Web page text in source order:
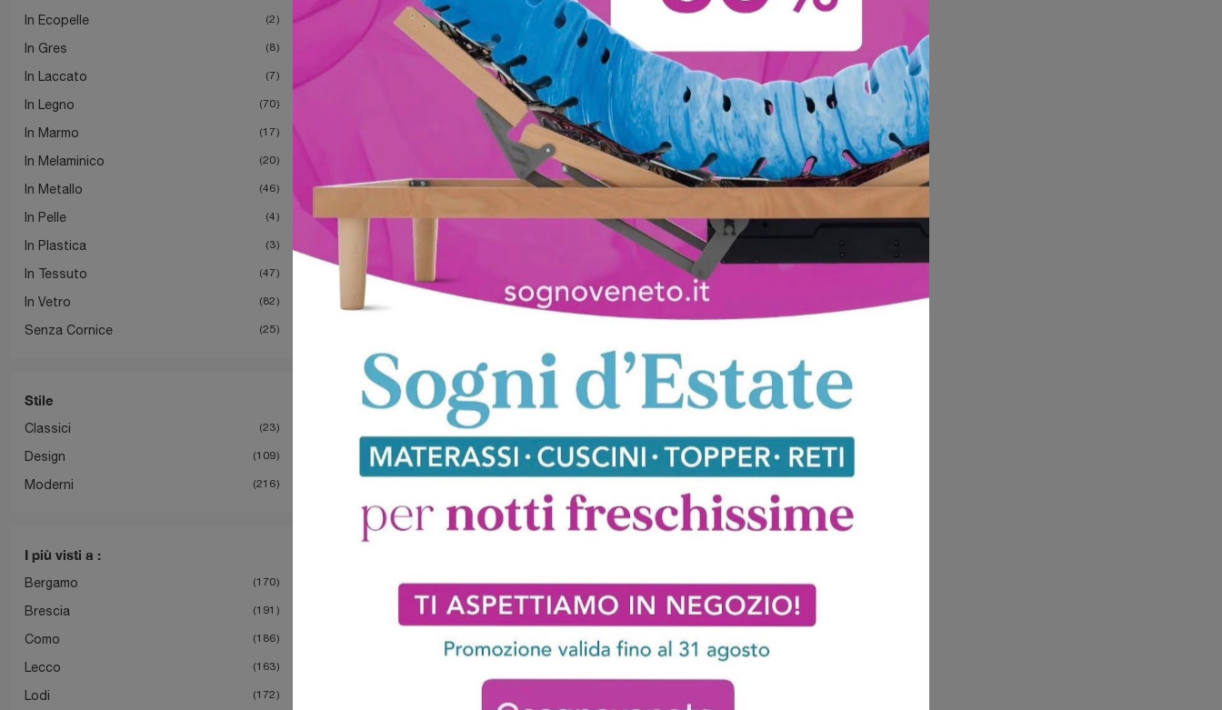
In Ecopelle 2
In Gres 8
In Laccato 7
In Legno 70
In Marmo 17
In Melaminico 20
In Metallo 46
In Pelle 4
In Plastica 3
In Tessuto 47
In Vetro 82
Senza Cornice 25
Stile
Classici 23
Design 109
Moderni 216
I più visti a :
Bergamo 170
Brescia 191
Como 186
Lecco 163
Lodi 172
Quadro